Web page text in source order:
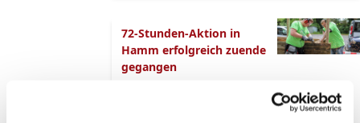
72-Stunden-Aktion in
Hamm erfolgreich zuende
gegangen